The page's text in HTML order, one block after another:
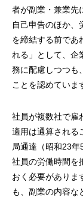
者が副業・兼業先
自己申告のほか、
を締結する前であ
れる」として、企
務に配慮しつつも
ことを認めていま
社員が複数社で雇
適用は通算される
局通達（昭和23
社員の労働時間を
おく必要がありま
も、副業の内容な